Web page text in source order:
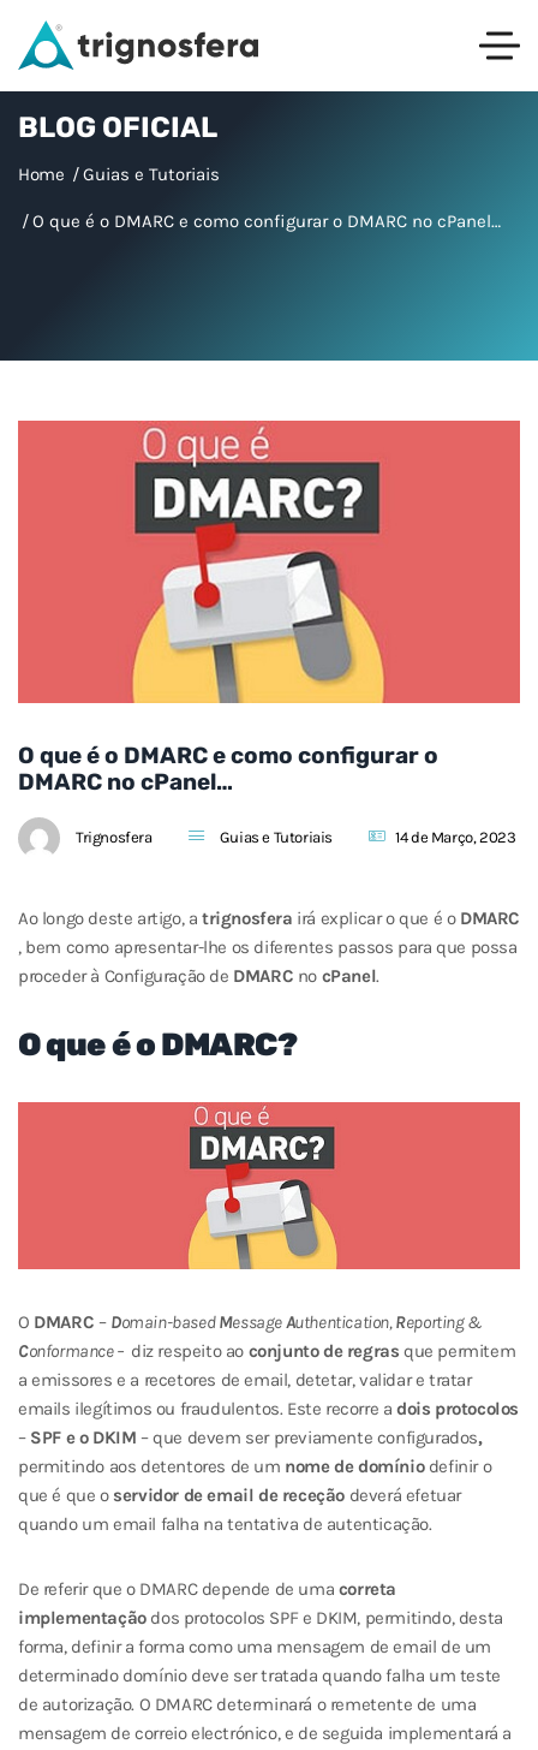
BLOG OFICIAL
Home Guias e Tutoriais
O que é o DMARC e como configurar o DMARC no cPanel…
O que é o DMARC e como configurar o
DMARC no cPanel…
Trignosfera Guias e Tutoriais 14 de Março, 2023
Ao longo deste artigo, a trignosfera irá explicar o que é o DMARC
, bem como apresentar-lhe os diferentes passos para que possa
proceder à Configuração de DMARC no cPanel.
O que é o DMARC?
O DMARC – Domain-basedMessageAuthentication,Reporting &
Conformance – diz respeito ao conjunto de regras que permitem
a emissores e a recetores de email, detetar, validar e tratar
emails ilegítimos ou fraudulentos. Este recorre a dois protocolos
– SPF e o DKIM – que devem ser previamente configurados,
permitindo aos detentores de um nome de domíniodefinir o
que é que oservidor de email de receção deverá efetuar
quando um email falha na tentativa de autenticação.
De referir que o DMARC depende de uma correta
implementaçãodos protocolos SPF e DKIM, permitindo, desta
forma, definir a forma como uma mensagem de email de um
determinado domínio deve ser tratada quando falha um teste
de autorização. O DMARC determinará o remetente de uma
mensagem de correio electrónico, e de seguida implementará a